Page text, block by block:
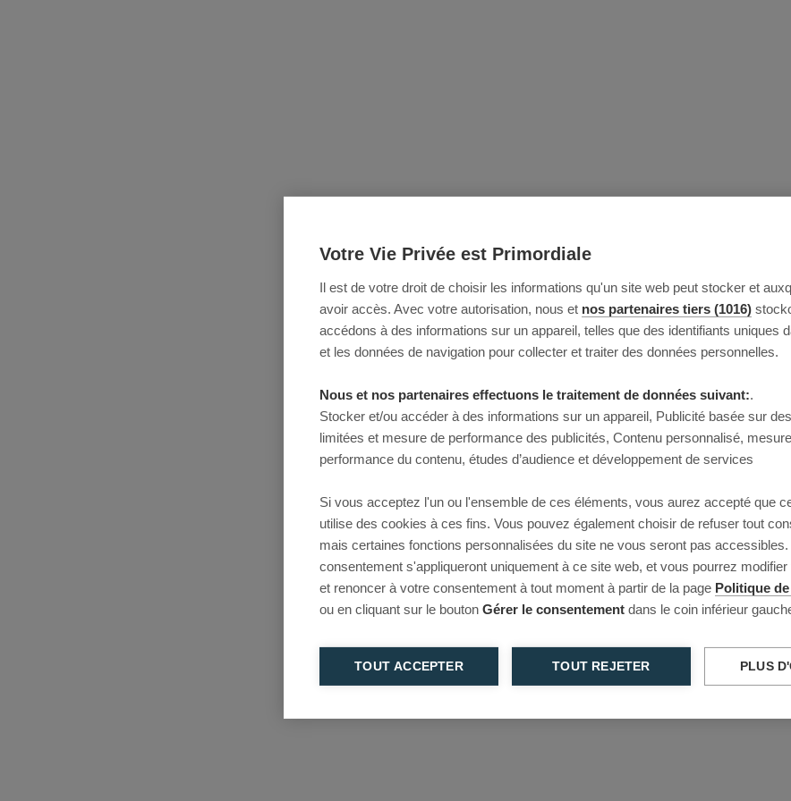
Votre Vie Privée est Primordiale
Il est de votre droit de choisir les informations qu'un site web peut stocker et
avoir accès. Avec votre autorisation, nous et nos partenaires tiers (1016)
accédons à des informations sur un appareil, telles que des identifiants uniques
et les données de navigation pour collecter et traiter des données personnelles.
Nous et nos partenaires effectuons le traitement de données suivant:.
Stocker et/ou accéder à des informations sur un appareil, Publicité basée sur
limitées et mesure de performance des publicités, Contenu personnalisé,
performance du contenu, études d’audience et développement de services
Si vous acceptez l'un ou l'ensemble de ces éléments, vous aurez accepté que
utilise des cookies à ces fins. Vous pouvez également choisir de refuser tout
mais certaines fonctions personnalisées du site ne vous seront pas
consentement s'appliqueront uniquement à ce site web, et vous pourrez
et renoncer à votre consentement à tout moment à partir de la page Politique
ou en cliquant sur le bouton Gérer le consentement dans le coin inférieur
TOUT ACCEPTER TOUT REJETER PLUS
This page couldn’t load
Reload to try again, or go back.
Reload Back